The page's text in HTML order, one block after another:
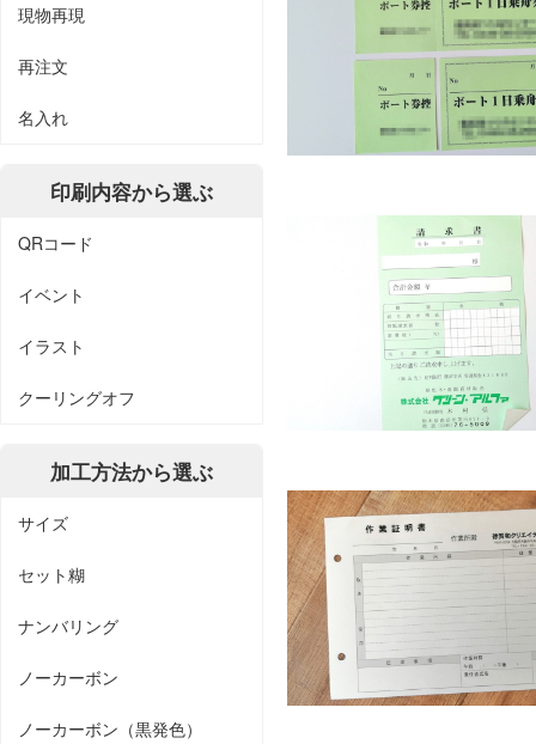
現物再現
再注文
名入れ
印刷内容から選ぶ
QRコード
イベント
イラスト
クーリングオフ
加工方法から選ぶ
サイズ
セット糊
ナンバリング
ノーカーボン
ノーカーボン（黒発色）